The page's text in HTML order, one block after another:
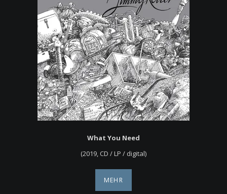
What You Need
(2019, CD / LP / digital)
MEHR